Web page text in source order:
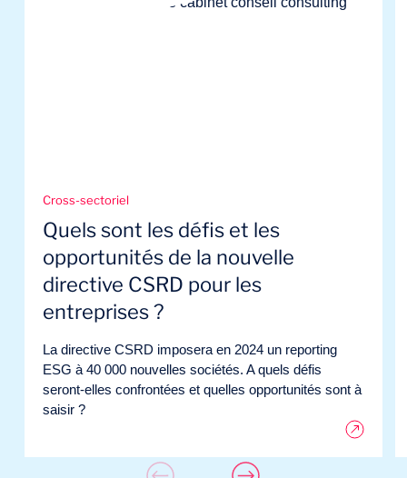
Cross-sectoriel
Quels sont les défis et les
opportunités de la nouvelle
directive CSRD pour les
entreprises ?
La directive CSRD imposera en 2024 un reporting
ESG à 40 000 nouvelles sociétés. A quels défis
seront-elles confrontées et quelles opportunités sont à
saisir ?